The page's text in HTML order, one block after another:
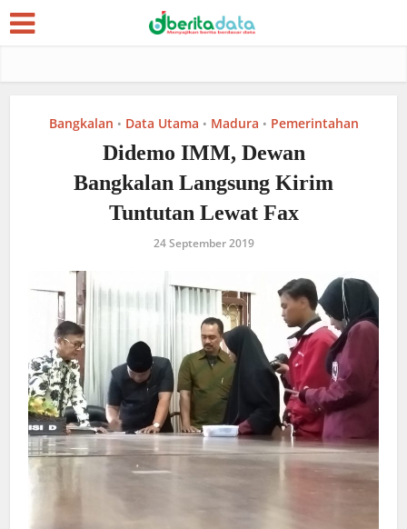
Bangkalan • Data Utama • Madura • Pemerintahan
Didemo IMM, Dewan
Bangkalan Langsung Kirim
Tuntutan Lewat Fax
24 September 2019